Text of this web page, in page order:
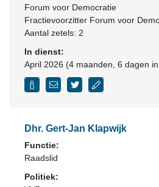
Forum voor Democratie
Fractievoorzitter Forum voor
Aantal zetels: 2
In dienst:
April 2026 (4 maanden, 6 dagen
Dhr. Gert-Jan Klapwijk
Functie:
Raadslid
Politiek: